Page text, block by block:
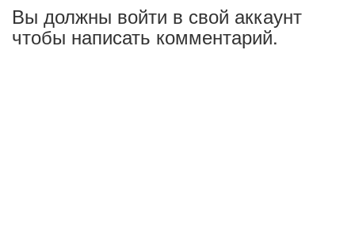
Вы должны войти в свой аккаунт
чтобы написать комментарий.